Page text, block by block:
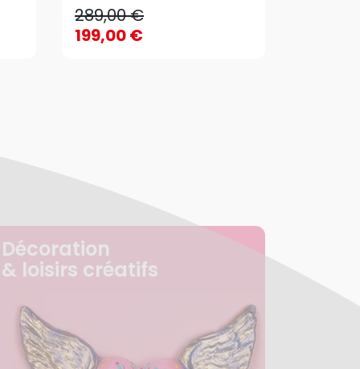
289,00 €
199,00 €AJOUTER AU PANIER
Décoration
& loisirs créatifs